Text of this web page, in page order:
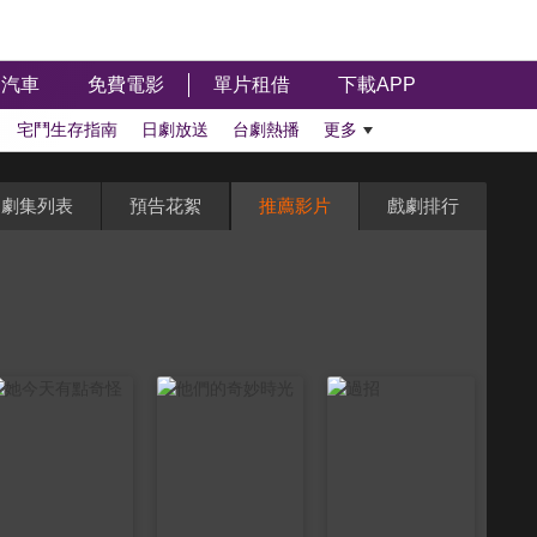
汽車 免費電影 單片租借 下載APP
宅鬥生存指南 日劇放送 台劇熱播 更多
劇集列表 預告花絮 推薦影片 戲劇排行